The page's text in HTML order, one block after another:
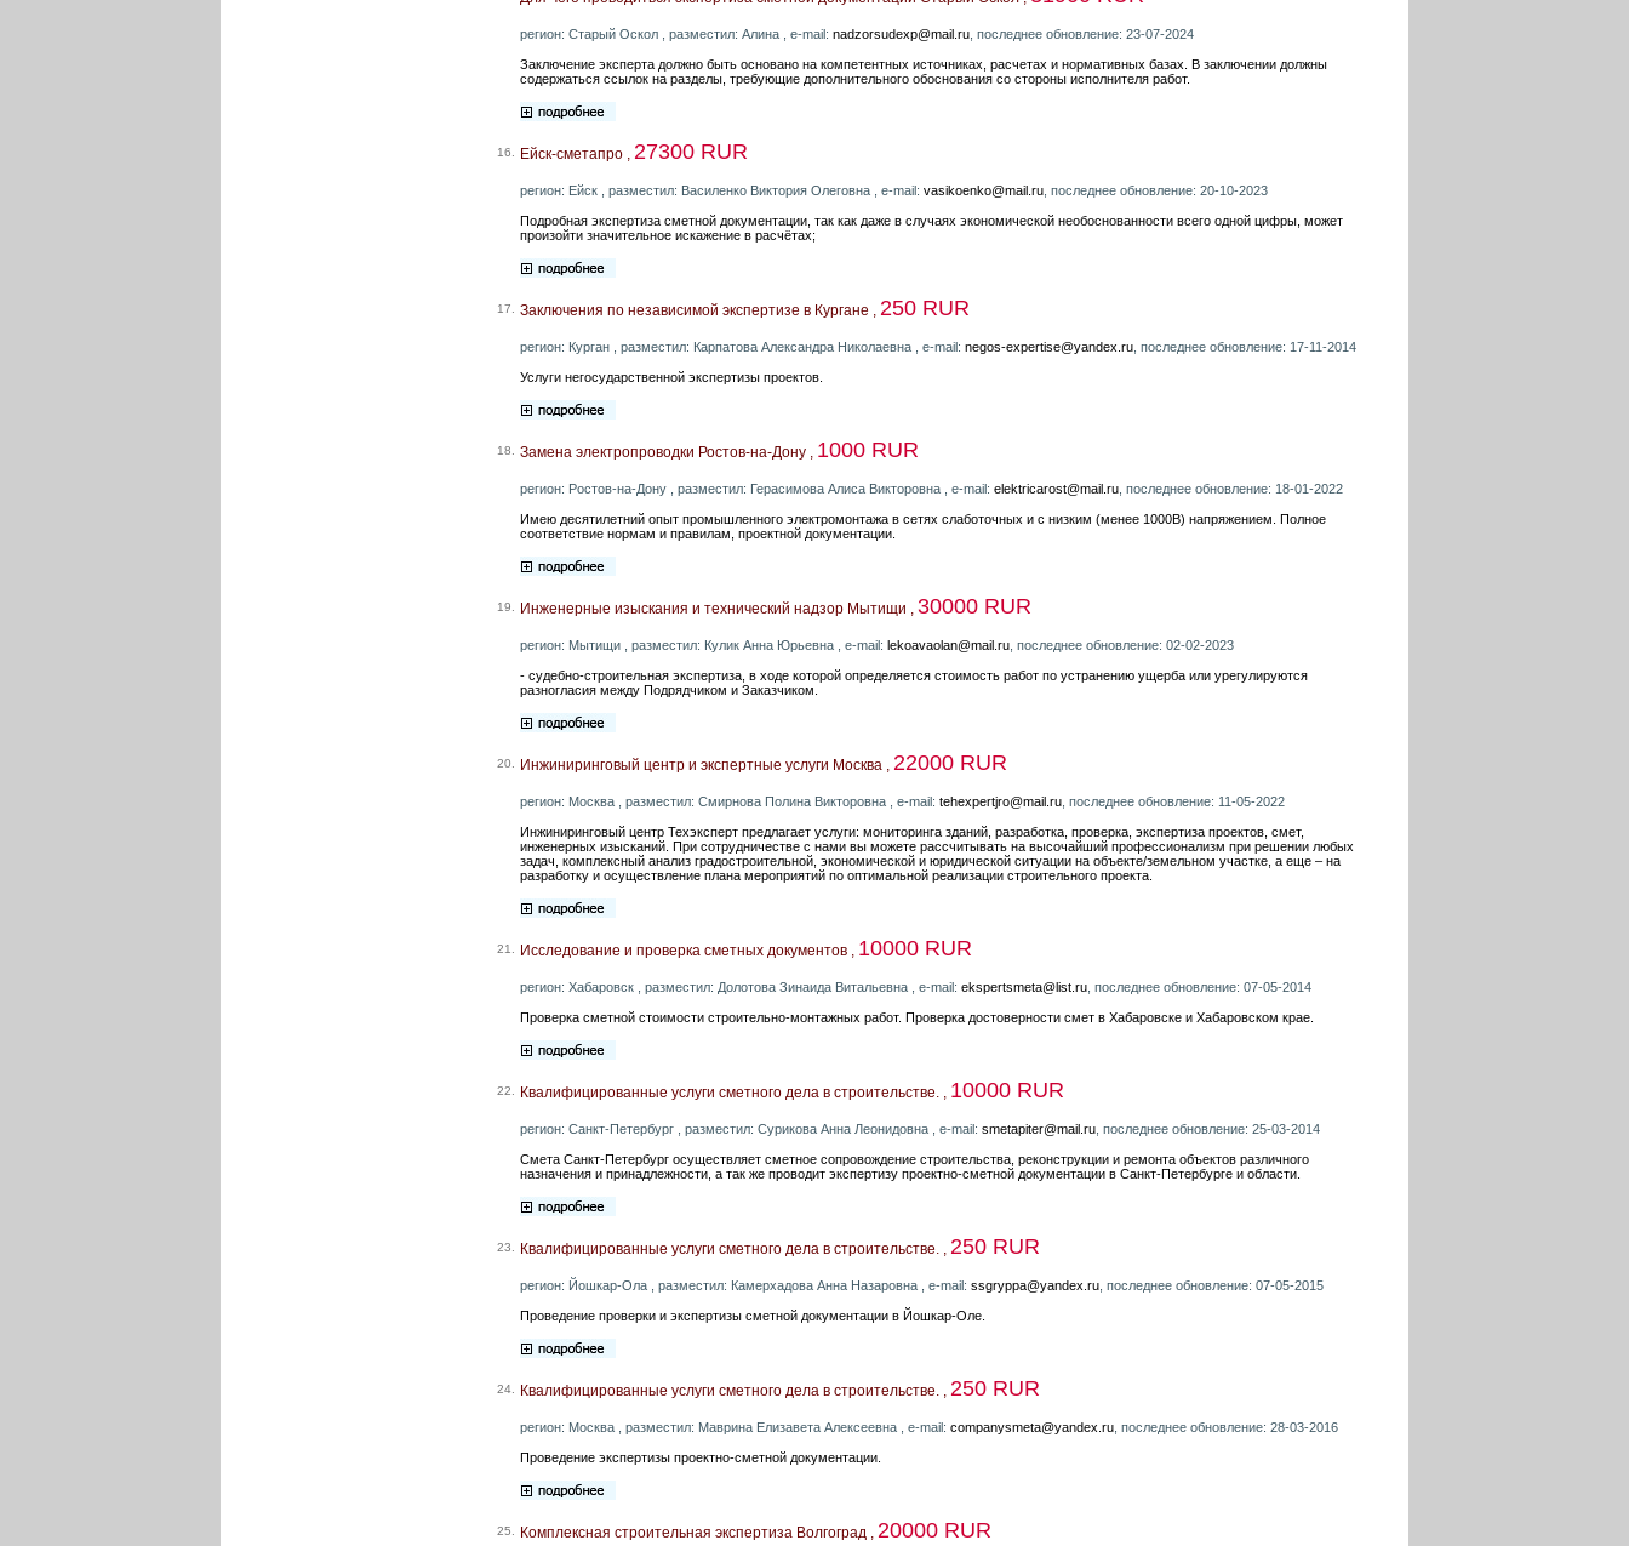
регион: Старый Оскол , разместил: Алина , e-mail: nadzorsudexp@mail.ru , последнее обновление: 23-07-2024
Заключение эксперта должно быть основано на компетентных источниках, расчетах и нормативных базах. В заключении должны
содержаться ссылок на разделы, требующие дополнительного обоснования со стороны исполнителя работ.
16. Ейск-сметапро , 27300 RUR
регион: Ейск , разместил: Василенко Виктория Олеговна , e-mail: vasikoenko@mail.ru , последнее обновление: 20-10-2023
Подробная экспертиза сметной документации, так как даже в случаях экономической необоснованности всего одной цифры, может
произойти значительное искажение в расчётах;
17. Заключения по независимой экспертизе в Кургане , 250 RUR
регион: Курган , разместил: Карпатова Александра Николаевна , e-mail: negos-expertise@yandex.ru , последнее обновление: 17-11-2014
Услуги негосударственной экспертизы проектов.
18. Замена электропроводки Ростов-на-Дону , 1000 RUR
регион: Ростов-на-Дону , разместил: Герасимова Алиса Викторовна , e-mail: elektricarost@mail.ru , последнее обновление: 18-01-2022
Имею десятилетний опыт промышленного электромонтажа в сетях слаботочных и с низким (менее 1000В) напряжением. Полное
соответствие нормам и правилам, проектной документации.
19. Инженерные изыскания и технический надзор Мытищи , 30000 RUR
регион: Мытищи , разместил: Кулик Анна Юрьевна , e-mail: lekoavaolan@mail.ru , последнее обновление: 02-02-2023
- судебно-строительная экспертиза, в ходе которой определяется стоимость работ по устранению ущерба или урегулируются
разногласия между Подрядчиком и Заказчиком.
20. Инжиниринговый центр и экспертные услуги Москва , 22000 RUR
регион: Москва , разместил: Смирнова Полина Викторовна , e-mail: tehexpertjro@mail.ru , последнее обновление: 11-05-2022
Инжиниринговый центр Техэксперт предлагает услуги: мониторинга зданий, разработка, проверка, экспертиза проектов, смет,
инженерных изысканий. При сотрудничестве с нами вы можете рассчитывать на высочайший профессионализм при решении любых
задач, комплексный анализ градостроительной, экономической и юридической ситуации на объекте/земельном участке, а еще – на
разработку и осуществление плана мероприятий по оптимальной реализации строительного проекта.
21. Исследование и проверка сметных документов , 10000 RUR
регион: Хабаровск , разместил: Долотова Зинаида Витальевна , e-mail: ekspertsmeta@list.ru , последнее обновление: 07-05-2014
Проверка сметной стоимости строительно-монтажных работ. Проверка достоверности смет в Хабаровске и Хабаровском крае.
22. Квалифицированные услуги сметного дела в строительстве. , 10000 RUR
регион: Санкт-Петербург , разместил: Сурикова Анна Леонидовна , e-mail: smetapiter@mail.ru , последнее обновление: 25-03-2014
Смета Санкт-Петербург осуществляет сметное сопровождение строительства, реконструкции и ремонта объектов различного
назначения и принадлежности, а так же проводит экспертизу проектно-сметной документации в Санкт-Петербурге и области.
23. Квалифицированные услуги сметного дела в строительстве. , 250 RUR
регион: Йошкар-Ола , разместил: Камерхадова Анна Назаровна , e-mail: ssgryppa@yandex.ru , последнее обновление: 07-05-2015
Проведение проверки и экспертизы сметной документации в Йошкар-Оле.
24. Квалифицированные услуги сметного дела в строительстве. , 250 RUR
регион: Москва , разместил: Маврина Елизавета Алексеевна , e-mail: companysmeta@yandex.ru , последнее обновление: 28-03-2016
Проведение экспертизы проектно-сметной документации.
25. Комплексная строительная экспертиза Волгоград , 20000 RUR